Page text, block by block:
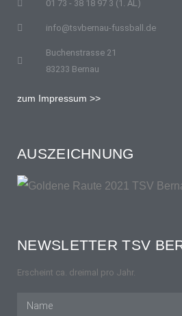
01 73 - 38 18 97 3 (1. AL)
info@tsvbernau-fussball.de
Buchenstrasse 21
83233 Bernau
zum Impressum >>
AUSZEICHNUNG
NEWSLETTER TSV
Erscheint ca. dreimal pro Jahr.